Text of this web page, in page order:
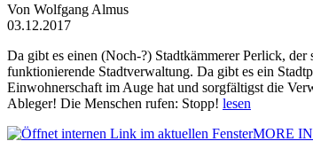
Von Wolfgang Almus
03.12.2017
Da gibt es einen (Noch-?) Stadtkämmerer Perlick,
funktionierende Stadtverwaltung. Da gibt es ein
Einwohnerschaft im Auge hat und sorgfältigst die
Ableger! Die Menschen rufen: Stopp! lesen
MORE